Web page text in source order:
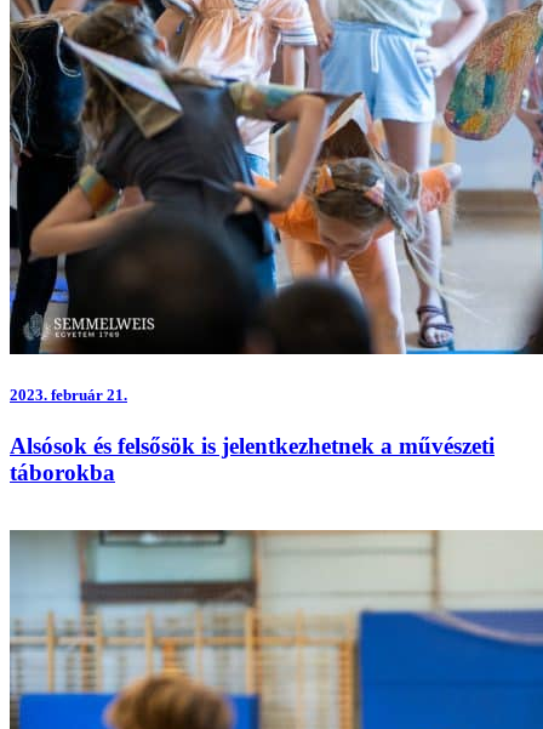
2023. február 21.
Alsósok és felsősök is jelentkezhetnek a művészeti
táborokba